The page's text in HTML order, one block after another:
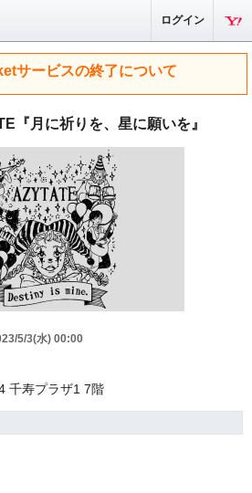
ログイン
サービスの終了について
『月に祈りを、星に願いを』
5/3(水) 00:00
千寿プラザ1 7階